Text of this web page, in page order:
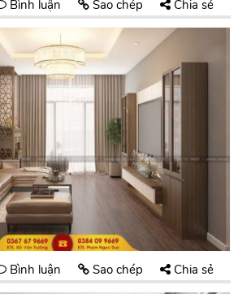
Bình luận Sao chép Chia sẻ
Bình luận Sao chép Chia sẻ